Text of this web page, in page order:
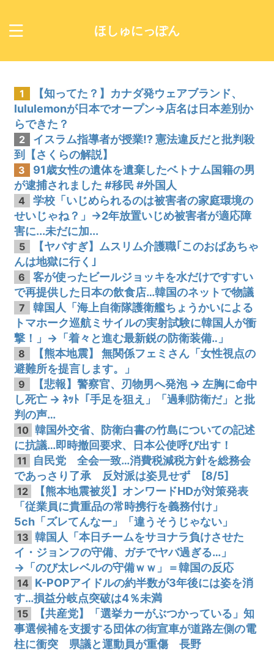
ほしゅにっぽん
1
【知ってた？】カナダ発ウェアブランド、
lululemonが日本でオープン→店名は日本差別か
らできた？
2
イスラム指導者が授業!? 憲法違反だと批判殺
到【さくらの解説】
3
91歳女性の遺体を遺棄したベトナム国籍の男
が逮捕されました #移民 #外国人
4
学校「いじめられるのは被害者の家庭環境の
せいじゃね？」→2年放置いじめ被害者が適応障
害に...未だに加...
5
【ヤバすぎ】ムスリム介護職｢このおばあちゃ
んは地獄に行く｣
6
客が使ったビールジョッキを水だけですすい
で再提供した日本の飲食店…韓国のネットで物議
7
韓国人「海上自衛隊護衛艦ちょうかいによる
トマホーク巡航ミサイルの実射試験に韓国人が衝
撃！」→「着々と進む最新鋭の防衛装備‥」
8
【熊本地震】 無関係フェミさん「女性視点の
避難所を提言します。」
9
【悲報】警察官、刃物男へ発泡 → 左胸に命中
し死亡 → ﾈｯﾄ「手足を狙え」「過剰防衛だ」と批
判の声…
10 韓国外交省、防衛白書の竹島についての記述
に抗議…即時撤回要求、日本公使呼び出す！
11
自民党 全会一致…消費税減税方針を総務会
であっさり了承 反対派は姿見せず [8/5]
12
【熊本地震被災】オンワードHDが対策発表
「従業員に貴重品の常時携行を義務付け」
5ch「ズレてんなー」「違うそうじゃない」
13 韓国人「本日チームをサヨナラ負けさせた
イ・ジョンフの守備、ガチでヤバ過ぎる…」
→「のび太レベルの守備ｗｗ」＝韓国の反応
14 K-POPアイドルの約半数が3年後には姿を消
す…損益分岐点突破は4％未満
15
【共産党】「選挙カーがぶつかっている」知
事選候補を支援する団体の街宣車が道路左側の電
柱に衝突 県議と運動員が重傷 長野